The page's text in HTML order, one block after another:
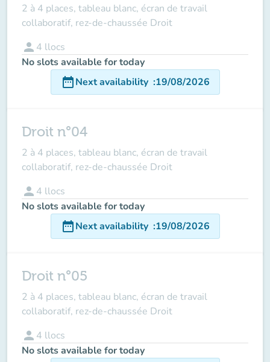
2 à 4 places, tableau blanc, écran de travail
collaboratif, rez-de-chaussée Droit
person 4 llocs
No slots available for today
date_rangeNext availability :19/08/2026
Droit n°04
2 à 4 places, tableau blanc, écran de travail
collaboratif, rez-de-chaussée Droit
person 4 llocs
No slots available for today
date_rangeNext availability :19/08/2026
Droit n°05
2 à 4 places, tableau blanc, écran de travail
collaboratif, rez-de-chaussée Droit
person 4 llocs
No slots available for today